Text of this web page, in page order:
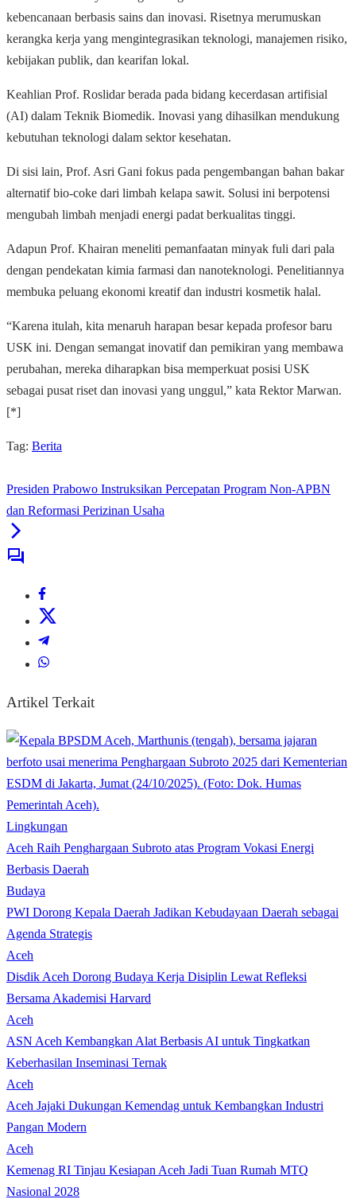
kebencanaan berbasis sains dan inovasi. Risetnya merumuskan
kerangka kerja yang mengintegrasikan teknologi, manajemen risiko,
kebijakan publik, dan kearifan lokal.
Keahlian Prof. Roslidar berada pada bidang kecerdasan artifisial
(AI) dalam Teknik Biomedik. Inovasi yang dihasilkan mendukung
kebutuhan teknologi dalam sektor kesehatan.
Di sisi lain, Prof. Asri Gani fokus pada pengembangan bahan bakar
alternatif bio-coke dari limbah kelapa sawit. Solusi ini berpotensi
mengubah limbah menjadi energi padat berkualitas tinggi.
Adapun Prof. Khairan meneliti pemanfaatan minyak fuli dari pala
dengan pendekatan kimia farmasi dan nanoteknologi. Penelitiannya
membuka peluang ekonomi kreatif dan industri kosmetik halal.
“Karena itulah, kita menaruh harapan besar kepada profesor baru
USK ini. Dengan semangat inovatif dan pemikiran yang membawa
perubahan, mereka diharapkan bisa memperkuat posisi USK
sebagai pusat riset dan inovasi yang unggul,” kata Rektor Marwan.
[*]
Tag: Berita
Presiden Prabowo Instruksikan Percepatan Program Non-APBN
dan Reformasi Perizinan Usaha
Artikel Terkait
Lingkungan
Aceh Raih Penghargaan Subroto atas Program Vokasi Energi
Berbasis Daerah
Budaya
PWI Dorong Kepala Daerah Jadikan Kebudayaan Daerah sebagai
Agenda Strategis
Aceh
Disdik Aceh Dorong Budaya Kerja Disiplin Lewat Refleksi
Bersama Akademisi Harvard
Aceh
ASN Aceh Kembangkan Alat Berbasis AI untuk Tingkatkan
Keberhasilan Inseminasi Ternak
Aceh
Aceh Jajaki Dukungan Kemendag untuk Kembangkan Industri
Pangan Modern
Aceh
Kemenag RI Tinjau Kesiapan Aceh Jadi Tuan Rumah MTQ
Nasional 2028